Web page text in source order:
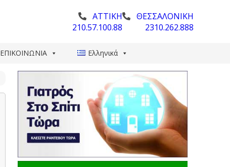
ΑΤΤΙΚΗ
210.57.100.88
ΘΕΣΣΑΛΟΝΙΚΗ
2310.262.888
ΕΠΙΚΟΙΝΩΝΙΑ Ελληνικά